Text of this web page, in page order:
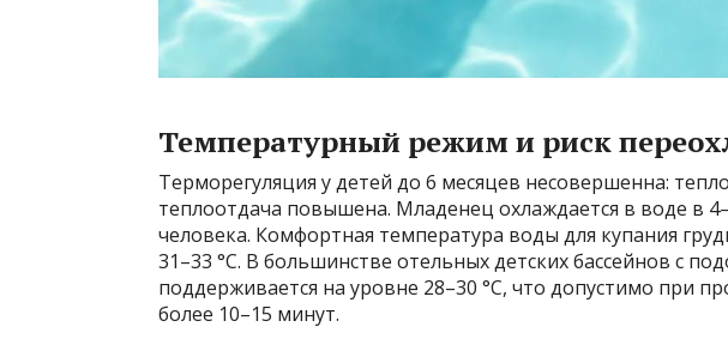
Температурный режим и риск
Терморегуляция у детей до 6 месяцев несовершенна:
теплоотдача повышена. Младенец охлаждается в воде в
человека. Комфортная температура воды для купания
31–33 °C. В большинстве отельных детских бассейнов с
поддерживается на уровне 28–30 °C, что допустимо при
более 10–15 минут.